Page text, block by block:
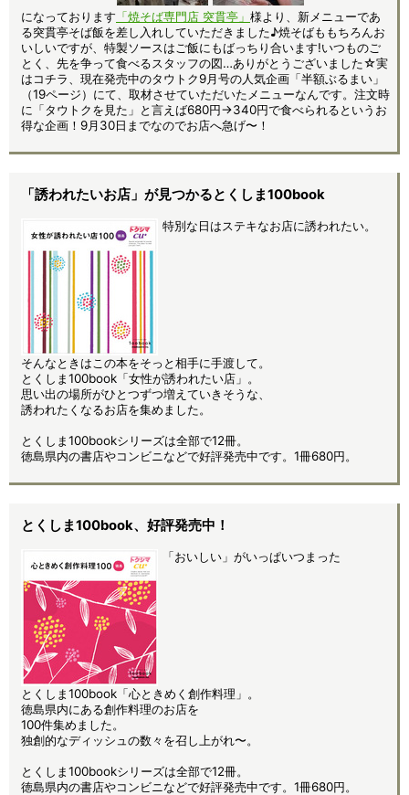
になっております 「焼そば専門店 突貫亭」 様より、新メニューであ
る突貫亭そば飯を差し入れしていただきました♪焼そばももちろんお
いしいですが、特製ソースはご飯にもばっちり合います!いつものご
とく、先を争って食べるスタッフの図…ありがとうございました☆実
はコチラ、現在発売中のタウトク9月号の人気企画「半額ぶるまい」
（19ページ）にて、取材させていただいたメニューなんです。注文時
に「タウトクを見た」と言えば680円→340円で食べられるというお
得な企画！9月30日までなのでお店へ急げ〜！
「誘われたいお店」が見つかるとくしま100book
特別な日はステキなお店に誘われたい。
そんなときはこの本をそっと相手に手渡して。
とくしま100book「女性が誘われたい店」。
思い出の場所がひとつずつ増えていきそうな、
誘われたくなるお店を集めました。
とくしま100bookシリーズは全部で12冊。
徳島県内の書店やコンビニなどで好評発売中です。1冊680円。
とくしま100book、好評発売中！
「おいしい」がいっぱいつまった
とくしま100book「心ときめく創作料理」。
徳島県内にある創作料理のお店を
100件集めました。
独創的なディッシュの数々を召し上がれ〜。
とくしま100bookシリーズは全部で12冊。
徳島県内の書店やコンビニなどで好評発売中です。1冊680円。